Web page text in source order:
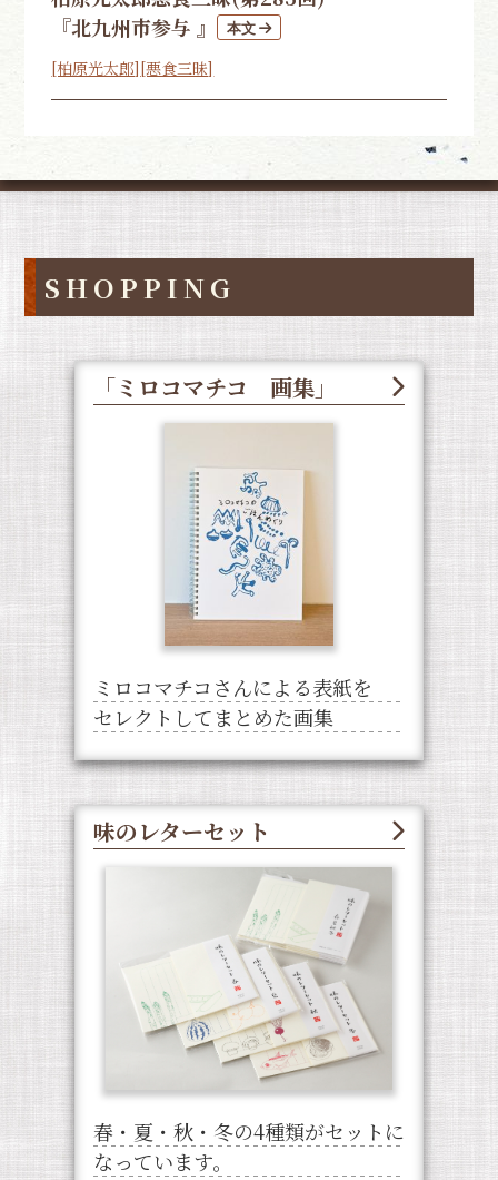
『北九州市参与 』
[柏原光太郎][悪食三昧]
SHOPPING
「ミロコマチコ 画集」
ミロコマチコさんによる表紙を
セレクトしてまとめた画集
味のレターセット
春・夏・秋・冬の4種類がセットに
なっています。